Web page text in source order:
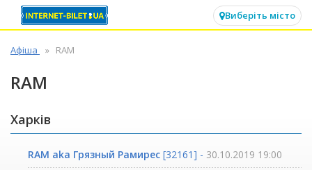
Виберіть місто
Афіша RAM
RAM
Харків
RAM aka Грязный Рамирес [32161] - 30.10.2019 19:00